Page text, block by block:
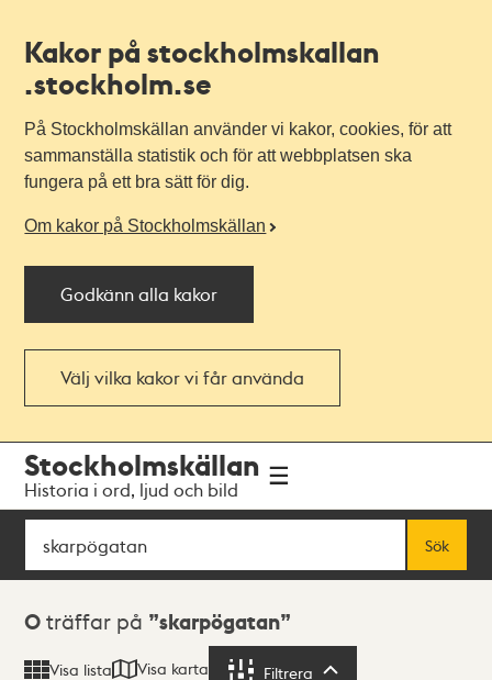
Kakor på stockholmskallan
.stockholm.se
På Stockholmskällan använder vi kakor, cookies, för att
sammanställa statistik och för att webbplatsen ska
fungera på ett bra sätt för dig.
Om kakor på Stockholmskällan
Godkänn alla kakor
Välj vilka kakor vi får använda
navigationen
huvudinnehållet
Stockholmskällan
Historia i ord, ljud och bild
Sök
Sök
Sökresultat
0 träffar på skarpögatan
Visa lista Visa karta Filtrera